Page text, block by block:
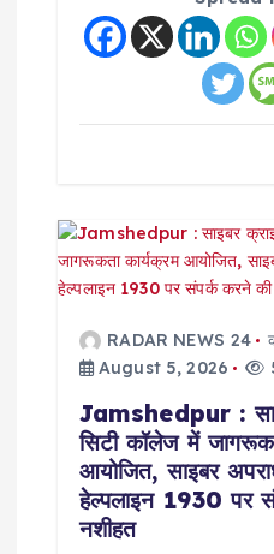
RADAR NEWS 24
August 5, 2026
Jamshedpur :
सिटी कॉलेज में
आयोजित, साइबर
हेल्पलाइन 1930 पर
नशीहत